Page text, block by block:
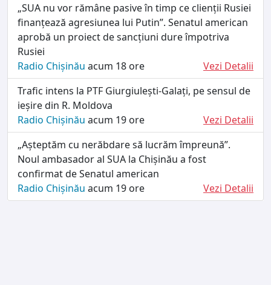
„SUA nu vor rămâne pasive în timp ce clienții Rusiei
finanțează agresiunea lui Putin”. Senatul american
aprobă un proiect de sancțiuni dure împotriva
Rusiei
Radio Chișinău acum 18 ore
Vezi Detalii
Trafic intens la PTF Giurgiulești-Galați, pe sensul de
ieșire din R. Moldova
Radio Chișinău acum 19 ore
Vezi Detalii
„Așteptăm cu nerăbdare să lucrăm împreună”.
Noul ambasador al SUA la Chișinău a fost
confirmat de Senatul american
Radio Chișinău acum 19 ore Vezi Detalii